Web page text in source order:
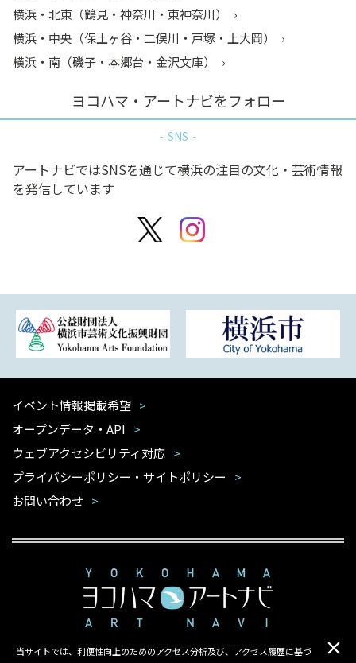
横浜・北東（鶴見・神奈川・東神奈川）
横浜・中央（保土ヶ谷・二俣川・戸塚・上大岡）
横浜・南（磯子・本郷台・金沢文庫）
ヨコハマ・アートナビをフォロー
SNS
アートナビではSNSを通じて横浜の注目の文化・芸術情報
を発信しています
当サイトでは、利便性向上のためのアクセス分析及び、アクセス履歴に基づ
イベント情報掲載希望
オープンデータ・API
ウェブアクセシビリティ対応
プライバシーポリシー・サイトポリシー
お問い合わせ